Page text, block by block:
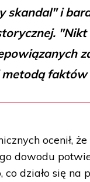
skandal" i
"Nikt
faktów
ocenił,
dowodu
działo się